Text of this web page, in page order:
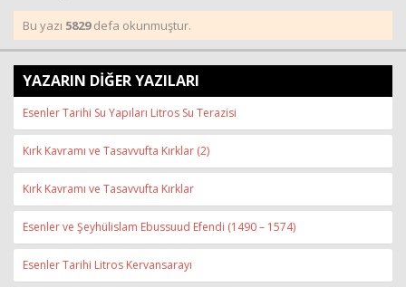
Bu yazı 5829defa okunmuştur.
YAZARIN DİĞER YAZILARI
Esenler Tarihi Su Yapıları Litros Su Terazisi
Kırk Kavramı ve Tasavvufta Kırklar (2)
Kırk Kavramı ve Tasavvufta Kırklar
Esenler ve Şeyhülislam Ebussuud Efendi (1490 – 1574)
Esenler Tarihi Litros Kervansarayı